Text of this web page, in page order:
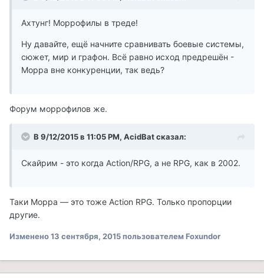
Ахтунг! Моррофилы в треде!
Ну давайте, ещё начните сравнивать боевые системы,
сюжет, мир и графон. Всё равно исход предрешён -
Морра вне конкуренции, так ведь?
Форум моррофилов же.
В 9/12/2015 в 11:05 PM, AcidBat сказал:
Скайрим - это когда Action/RPG, а не RPG, как в 2002.
Таки Морра — это тоже Action RPG. Только пропорции
другие.
Изменено13 сентября, 2015пользователем Foxundor